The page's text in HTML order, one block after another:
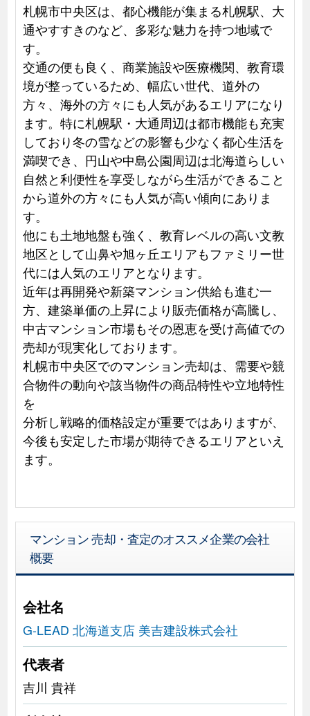
札幌市中央区は、都心機能が集まる札幌駅、大
通やすすきのなど、多彩な魅力を持つ地域で
す。
交通の便も良く、商業施設や医療機関、教育環
境が整っているため、幅広い世代、道外の
方々、海外の方々にも人気があるエリアになり
ます。特に札幌駅・大通周辺は都市機能も充実
しており冬の雪などの影響も少なく都心生活を
満喫でき、円山や中島公園周辺は北海道らしい
自然と利便性を享受しながら生活ができること
から道外の方々にも人気が高い傾向にありま
す。
他にも土地地盤も強く、教育レベルの高い文教
地区として山鼻や旭ヶ丘エリアもファミリー世
代には人気のエリアとなります。
近年は再開発や新築マンション供給も進む一
方、建築単価の上昇により販売価格が高騰し、
中古マンション市場もその恩恵を受け高値での
売却が現実化しております。
札幌市中央区でのマンション売却は、需要や競
合物件の動向や該当物件の商品特性や立地特性
を
分析し戦略的価格設定が重要ではありますが、
今後も安定した市場が期待できるエリアといえ
ます。
マンション 売却・査定のオススメ企業の会社
概要
会社名
G-LEAD 北海道支店 美吉建設株式会社
代表者
吉川 貴祥